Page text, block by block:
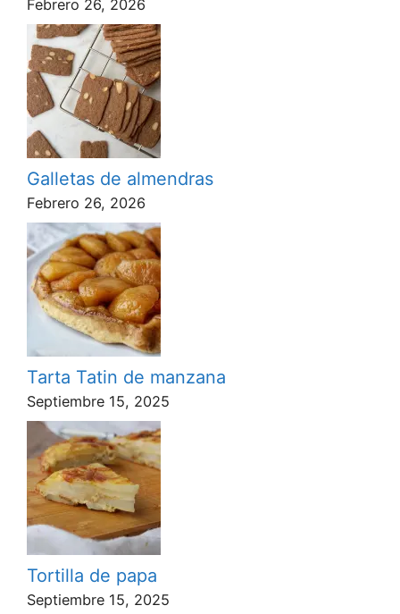
Febrero 26, 2026
Galletas de almendras
Febrero 26, 2026
Tarta Tatin de manzana
Septiembre 15, 2025
Tortilla de papa
Septiembre 15, 2025